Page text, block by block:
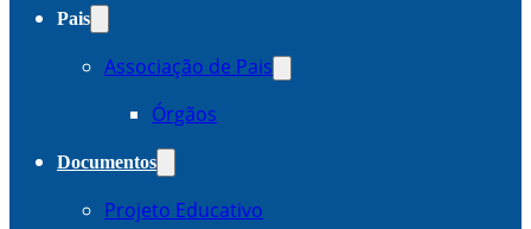
Pais
Associação de Pais
Órgãos
Documentos
Projeto Educativo